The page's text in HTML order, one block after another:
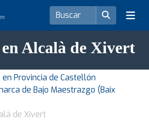
Alcalà de Xivert
Provincia de Castellón
de Bajo Maestrazgo (Baix
de Xivert